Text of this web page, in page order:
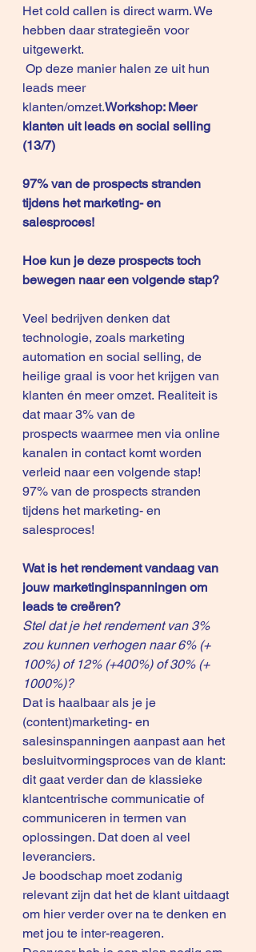
Het cold callen is direct warm. We
hebben daar strategieën voor
uitgewerkt.
Op deze manier halen ze uit hun
leads meer
klanten/omzet.Workshop: Meer
klanten uit leads en social selling
(13/7)
97% van de prospects stranden
tijdens het marketing- en
salesproces!
Hoe kun je deze prospects toch
bewegen naar een volgende stap?
Veel bedrijven denken dat
technologie, zoals marketing
automation en social selling, de
heilige graal is voor het krijgen van
klanten én meer omzet. Realiteit is
dat maar 3% van de
prospects waarmee men via online
kanalen in contact komt worden
verleid naar een volgende stap!
97% van de prospects stranden
tijdens het marketing- en
salesproces!
Wat is het rendement vandaag van
jouw marketinginspanningen om
leads te creëren?
Stel dat je het rendement van 3%
zou kunnen verhogen naar 6% (+
100%) of 12% (+400%) of 30% (+
1000%)?
Dat is haalbaar als je je
(content)marketing- en
salesinspanningen aanpast aan het
besluitvormingsproces van de klant:
dit gaat verder dan de klassieke
klantcentrische communicatie of
communiceren in termen van
oplossingen. Dat doen al veel
leveranciers.
Je boodschap moet zodanig
relevant zijn dat het de klant uitdaagt
om hier verder over na te denken en
met jou te inter-reageren.